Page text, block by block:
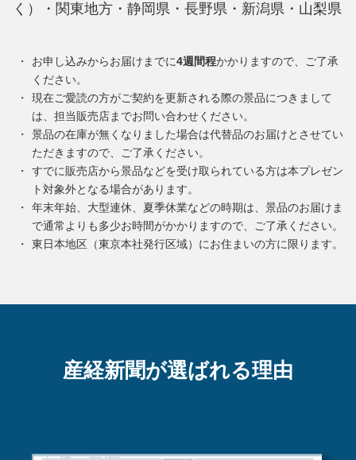
く）・関東地方・静岡県・長野県・新潟県・山梨県
お申し込みからお届けまでに4週間程かかりますので、ご了承
ください。
現在ご愛読の方がご契約を更新される際の景品につきまして
は、担当販売店までお問い合わせください。
景品の在庫が無くなりました場合は代替品のお届けとさせてい
ただきますので、ご了承ください。
すでに販売店から景品などを受け取られている方は本プレゼン
ト対象外となる場合があります。
年末年始、大型連休、夏季休業などの時期は、景品のお届けま
で通常よりも多少お時間がかかりますので、ご了承ください。
東日本地区（東京本社発行区域）にお住まいの方に限ります。
産経新聞が選ばれる理由